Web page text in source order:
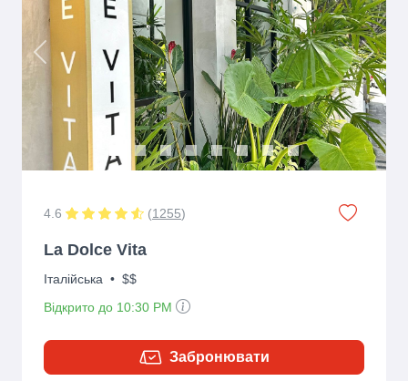
Previous Next
4.6 (1255)
La Dolce Vita
Італійська • $$
Відкрито до 10:30 PM
Забронювати